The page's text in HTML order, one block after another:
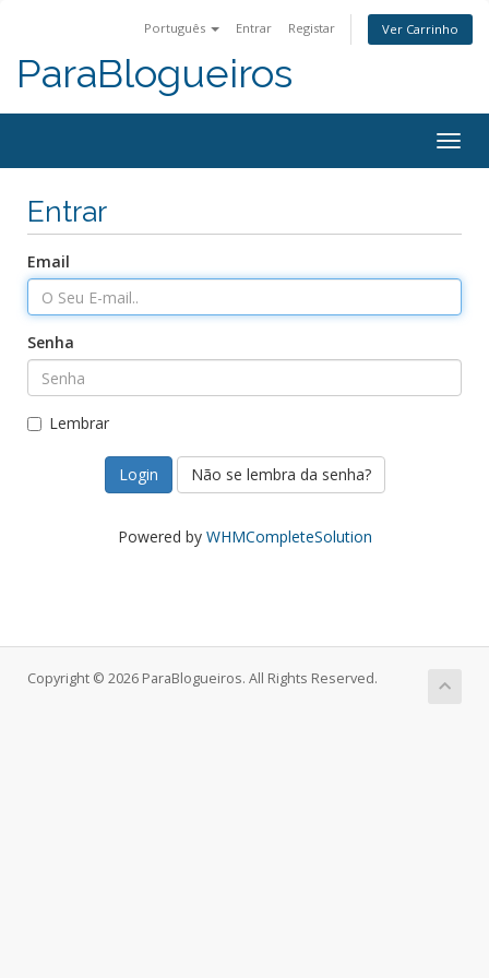
Português Entrar Registar Ver Carrinho
ParaBlogueiros
Entrar
Email
Senha
Lembrar
Não se lembra da senha?
Powered by WHMCompleteSolution
Copyright © 2026 ParaBlogueiros. All Rights Reserved.